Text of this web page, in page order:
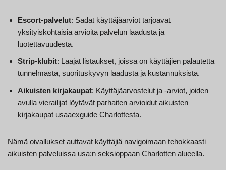
Escort-palvelut: Sadat käyttäjäarviot tarjoavat
yksityiskohtaisia arvioita palvelun laadusta ja
luotettavuudesta.
Strip-klubit: Laajat listaukset, joissa on käyttäjien palautetta
tunnelmasta, suorituskyvyn laadusta ja kustannuksista.
Aikuisten kirjakaupat: Käyttäjäarvostelut ja -arviot, joiden
avulla vierailijat löytävät parhaiten arvioidut aikuisten
kirjakaupat usaaexguide Charlottesta.
Nämä oivallukset auttavat käyttäjiä navigoimaan tehokkaasti
aikuisten palveluissa usa:n seksioppaan Charlotten alueella.